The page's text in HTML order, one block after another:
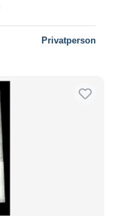
Privatperson